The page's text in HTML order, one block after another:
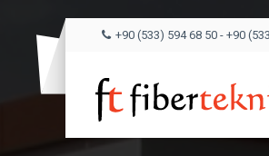
+90 (533) 594 68 50 - +90